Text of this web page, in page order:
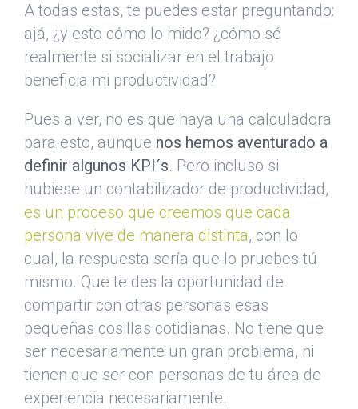
A todas estas, te puedes estar preguntando:
ajá, ¿y esto cómo lo mido? ¿cómo sé
realmente si socializar en el trabajo
beneficia mi productividad?
Pues a ver, no es que haya una calculadora
para esto, aunque nos hemos aventurado a
definir algunos KPI´s. Pero incluso si
hubiese un contabilizador de productividad,
es un proceso que creemos que cada
persona vive de manera distinta, con lo
cual, la respuesta sería que lo pruebes tú
mismo. Que te des la oportunidad de
compartir con otras personas esas
pequeñas cosillas cotidianas. No tiene que
ser necesariamente un gran problema, ni
tienen que ser con personas de tu área de
experiencia necesariamente.